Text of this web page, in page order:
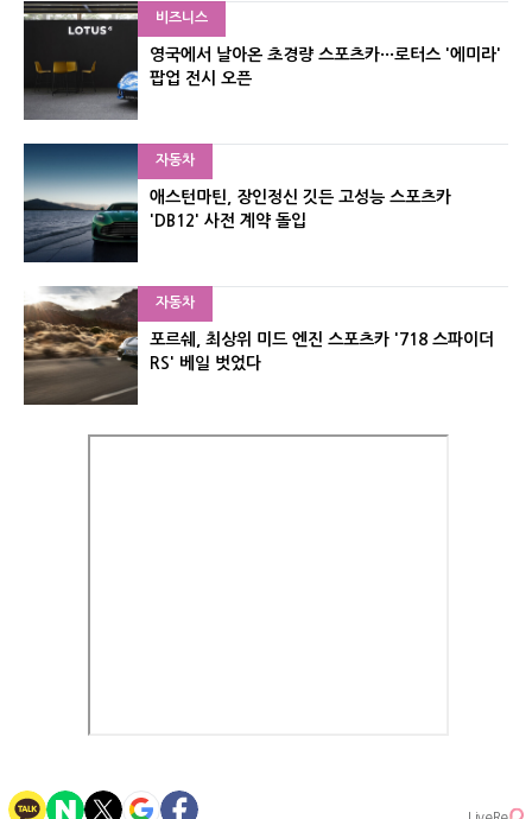
비즈니스
영국에서 날아온 초경량 스포츠카···로터스 '에미라'
팝업 전시 오픈
자동차
애스턴마틴, 장인정신 깃든 고성능 스포츠카
'DB12' 사전 계약 돌입
자동차
포르쉐, 최상위 미드 엔진 스포츠카 '718 스파이더
RS' 베일 벗었다